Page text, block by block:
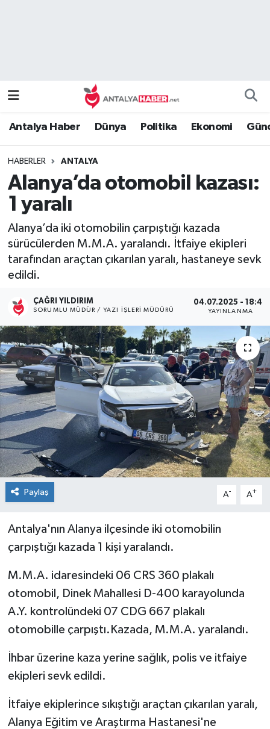
Antalya Haber Dünya Politika Ekonomi
HABERLER ANTALYA
Alanya’da otomobil kazası:
1 yaralı
Alanya’da iki otomobilin çarpıştığı kazada
sürücülerden M.M.A. yaralandı. İtfaiye ekipleri
tarafından araçtan çıkarılan yaralı, hastaneye sevk
edildi.
ÇAĞRI YILDIRIM
SORUMLU MÜDÜR / YAZI İŞLERI MÜDÜRÜ
04.07.2025 - 18:43
YAYINLANMA
Paylaş A- A+
Antalya'nın Alanya ilçesinde iki otomobilin
çarpıştığı kazada 1 kişi yaralandı.
M.M.A. idaresindeki 06 CRS 360 plakalı
otomobil, Dinek Mahallesi D-400 karayolunda
A.Y. kontrolündeki 07 CDG 667 plakalı
otomobille çarpıştı.Kazada, M.M.A. yaralandı.
İhbar üzerine kaza yerine sağlık, polis ve itfaiye
ekipleri sevk edildi.
İtfaiye ekiplerince sıkıştığı araçtan çıkarılan yaralı,
Alanya Eğitim ve Araştırma Hastanesi'ne
Genel
Güncel
Güvenlik
Medya
Politika
Sağlık
Spor
Turizm
Namaz Vakitleri
Tüm Manşetler
Son Dakika Haberleri
Haber Arşivi